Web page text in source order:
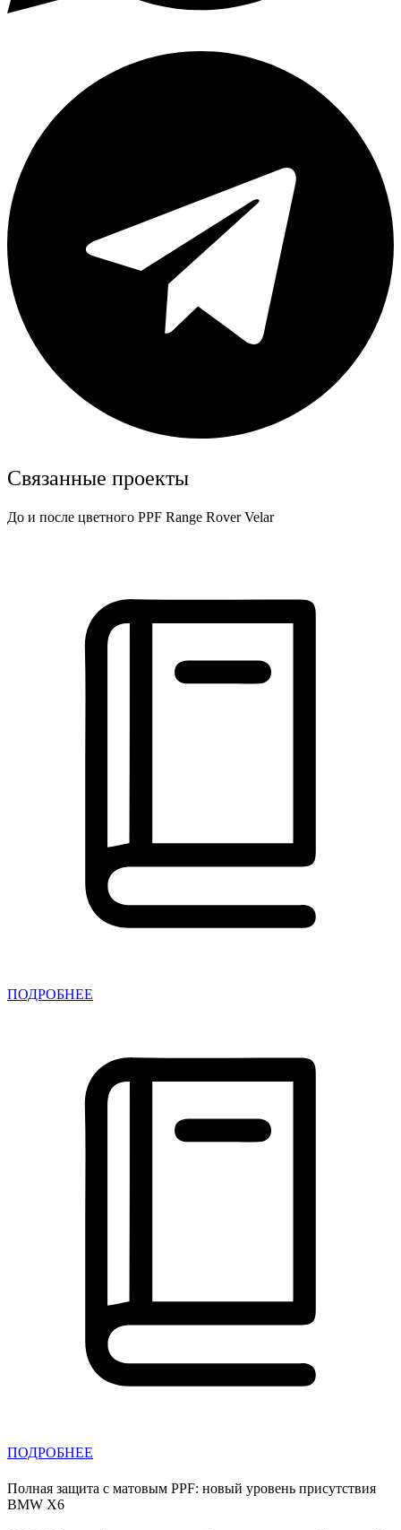
Связанные проекты
До и после цветного PPF Range Rover Velar
ПОДРОБНЕЕ
ПОДРОБНЕЕ
Полная защита с матовым PPF: новый уровень присутствия
BMW X6